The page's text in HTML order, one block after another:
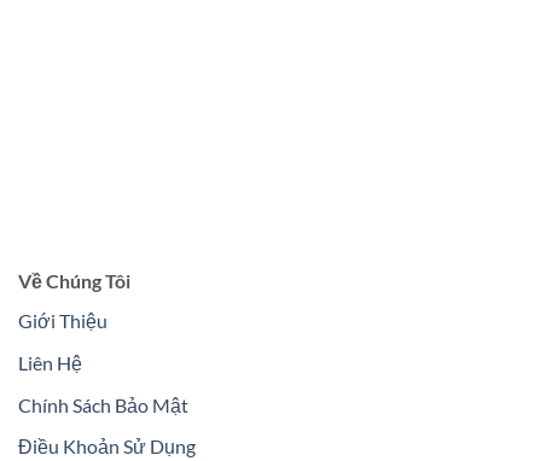
Về Chúng Tôi
Giới Thiệu
Liên Hệ
Chính Sách Bảo Mật
Điều Khoản Sử Dụng